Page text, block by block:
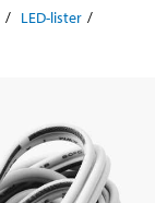
LED-lister